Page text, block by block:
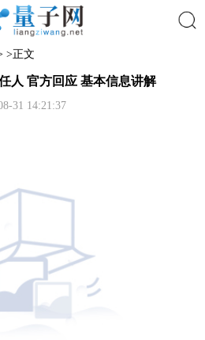
>正文
人 官方回应 基本信息讲解
31 14:21:37